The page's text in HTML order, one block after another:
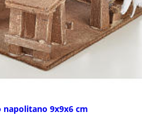
napolitano 9x9x6 cm